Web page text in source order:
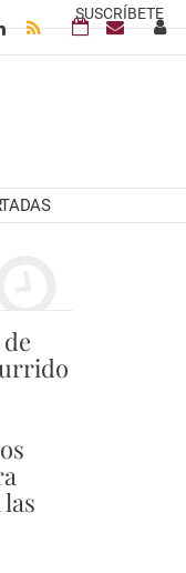
SUSCRÍBETE